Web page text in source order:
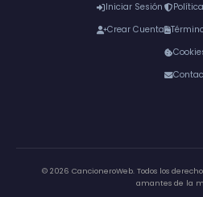
Iniciar Sesión
Crear Cuenta
© 2026 CancioneroWeb. Todos los
amantes de la